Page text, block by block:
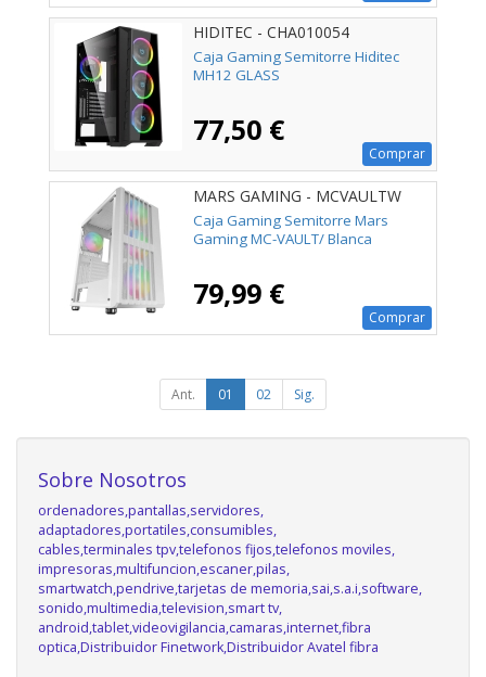
HIDITEC - CHA010054
Caja Gaming Semitorre Hiditec
MH12 GLASS
77,50 €
Comprar
MARS GAMING - MCVAULTW
Caja Gaming Semitorre Mars
Gaming MC-VAULT/ Blanca
79,99 €
Comprar
Ant. 01 02 Sig.
Sobre Nosotros
ordenadores,pantallas,servidores,
adaptadores,portatiles,consumibles,
cables,terminales tpv,telefonos fijos,telefonos moviles,
impresoras,multifuncion,escaner,pilas,
smartwatch,pendrive,tarjetas de memoria,sai,s.a.i,software,
sonido,multimedia,television,smart tv,
android,tablet,videovigilancia,camaras,internet,fibra
optica,Distribuidor Finetwork,Distribuidor Avatel fibra